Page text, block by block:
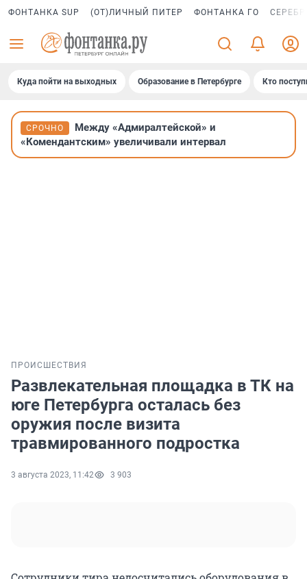
ФОНТАНКА SUP (ОТ)ЛИЧНЫЙ ПИТЕР ФОНТАНКА ГО
Куда пойти на выходных Образование в Петербурге Кто
СРОЧНО
Между «Адмиралтейской» и
«Комендантским» увеличивали интервал
ПРОИСШЕСТВИЯ
Развлекательная площадка в ТК на
юге Петербурга осталась без
оружия после визита
травмированного подростка
3 августа 2023, 11:42 3 903